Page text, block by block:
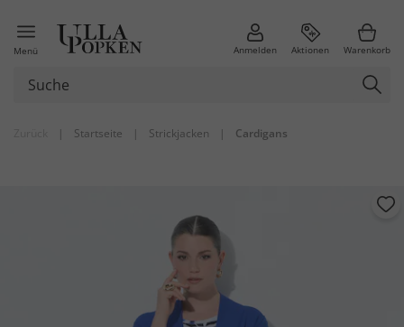
Menü Anmelden Aktionen Warenkorb
| Startseite | Strickjacken | Cardigans